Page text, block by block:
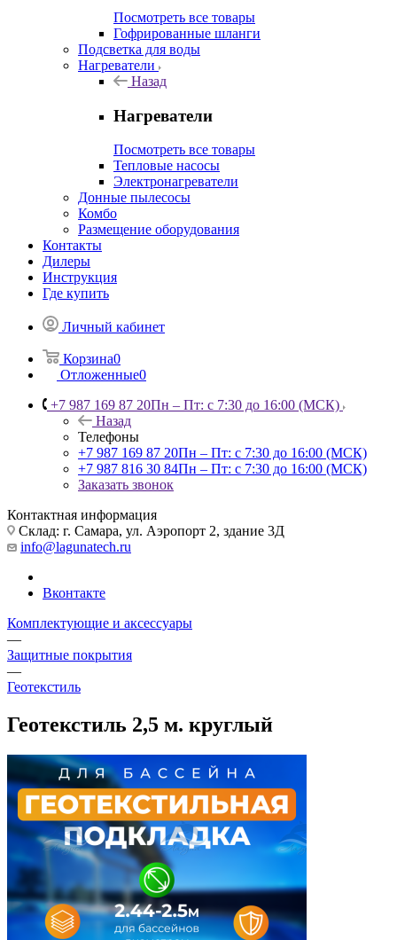
Посмотреть все товары
Гофрированные шланги
Подсветка для воды
Нагреватели
Назад
Нагреватели
Посмотреть все товары
Тепловые насосы
Электронагреватели
Донные пылесосы
Комбо
Размещение оборудования
Контакты
Дилеры
Инструкция
Где купить
Личный кабинет
Корзина0
Отложенные0
+7 987 169 87 20Пн – Пт: с 7:30 до 16:00 (МСК)
Назад
Телефоны
+7 987 169 87 20Пн – Пт: с 7:30 до 16:00 (МСК)
+7 987 816 30 84Пн – Пт: с 7:30 до 16:00 (МСК)
Заказать звонок
Контактная информация
Склад: г. Самара, ул. Аэропорт 2, здание 3Д
info@lagunatech.ru
Вконтакте
Комплектующие и аксессуары
—
Защитные покрытия
—
Геотекстиль
Геотекстиль 2,5 м. круглый